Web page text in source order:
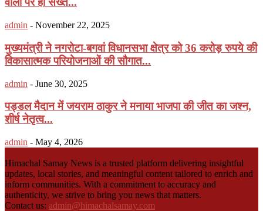
admin - November 22, 2025
मुख्यमंत्री ने नगरोटा-बगवां विधानसभा क्षेत्र को 36 करोड़ रुपये की
विकासात्मक परियोजनाओं की सौगात...
admin - June 30, 2025
पड्डल मैदान में जयराम ठाकुर ने मनाया भाजपा की जीत का जश्न,
शीर्ष नेतृत्व...
admin - May 4, 2026
Himachal Samay News is a trusted platform delivering insightful
updates, local stories, and meaningful content tailored to enrich and
inform communities. With a commitment to accuracy and
authenticity, we strive to bring you news that matters.
Contact us: admin@himachalsamay.com